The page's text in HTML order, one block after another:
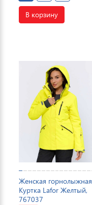
В корзину
Женская горнолыжная
Куртка Lafor Желтый,
767037